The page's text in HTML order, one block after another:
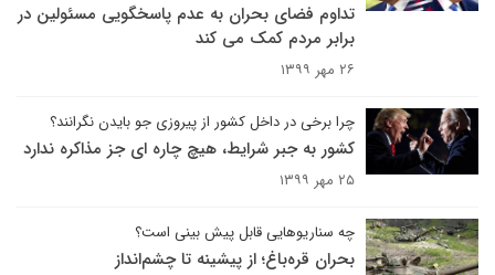
تداوم فضای بحران به عدم پاسخگویی مسئولین در
برابر مردم کمک می کند
۲۶ مهر ۱۳۹۹
چرا برخی در داخل کشور از پیروزی جو بایدن نگرانند؟
کشور به جبر شرایط، هیچ چاره ای جز مذاکره ندارد
۲۵ مهر ۱۳۹۹
چه سناریوهایی قابل پیش بینی است؟
بحران قره‌باغ؛ از پیشینه تا چشم‌انداز